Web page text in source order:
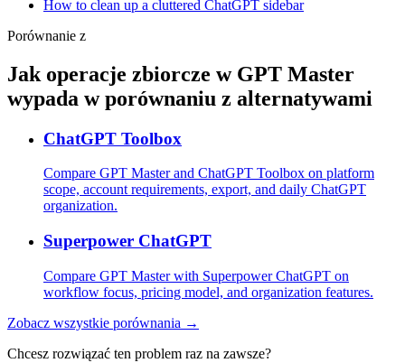
How to clean up a cluttered ChatGPT sidebar
Porównanie z
Jak operacje zbiorcze w GPT Master
wypada w porównaniu z alternatywami
ChatGPT Toolbox
Compare GPT Master and ChatGPT Toolbox on platform
scope, account requirements, export, and daily ChatGPT
organization.
Superpower ChatGPT
Compare GPT Master with Superpower ChatGPT on
workflow focus, pricing model, and organization features.
Zobacz wszystkie porównania →
Chcesz rozwiązać ten problem raz na zawsze?